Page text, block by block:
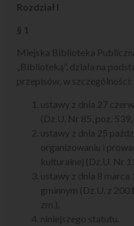
Rozdział I
§ 1
Miejska Biblioteka
„Biblioteką”, działa na
przepisów, w szczególności:
ustawy z dnia 27
(Dz.U. Nr 85, poz. 539,
ustawy z dnia 25
organizowaniu i
kulturalnej (Dz.U. Nr
ustawy z dnia 8 marca
gminnym (Dz.U. z
zm.),
niniejszego statutu.